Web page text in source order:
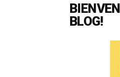
BLOG!